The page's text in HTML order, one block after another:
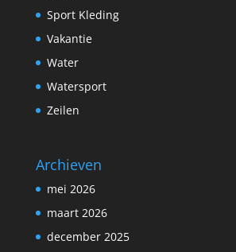
Sport Kleding
Vakantie
Water
Watersport
Zeilen
Archieven
mei 2026
maart 2026
december 2025